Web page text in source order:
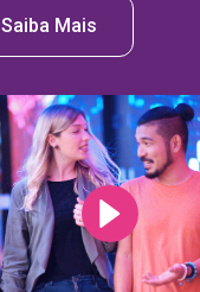
Saiba Mais